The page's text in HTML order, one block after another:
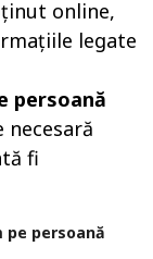
online,
legate
persoană
necesară
fi
persoană